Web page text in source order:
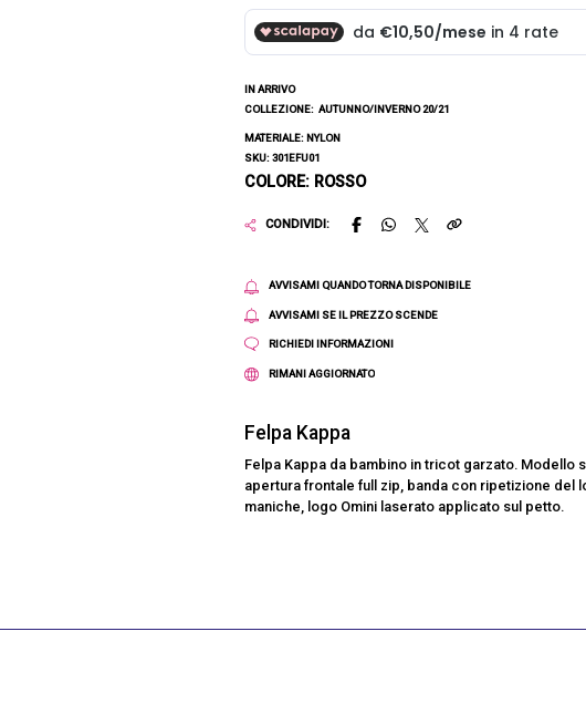
IN ARRIVO
COLLEZIONE: AUTUNNO/INVERNO 20/21
MATERIALE: NYLON
SKU: 301EFU01
COLORE: ROSSO
CONDIVIDI:
AVVISAMI QUANDO TORNA DISPONIBILE
AVVISAMI SE IL PREZZO SCENDE
RICHIEDI INFORMAZIONI
RIMANI AGGIORNATO
Felpa Kappa
Felpa Kappa da bambino in tricot garzato. Modello
apertura frontale full zip, banda con ripetizione del
maniche, logo Omini laserato applicato sul petto.